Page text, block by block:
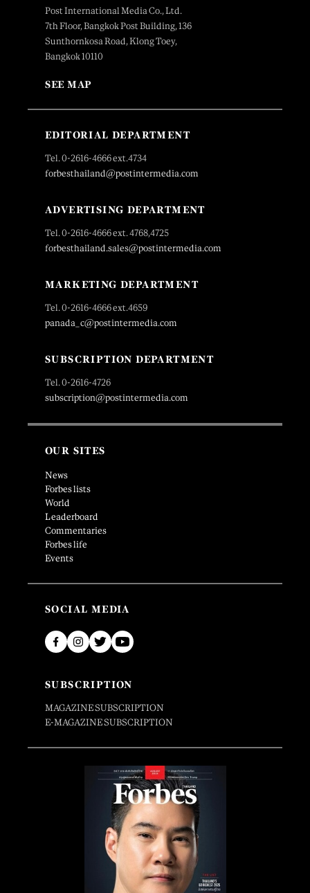
Post International Media Co., Ltd.
7th Floor, Bangkok Post Building, 136
Sunthornkosa Road, Klong Toey,
Bangkok 10110
SEE MAP
EDITORIAL DEPARTMENT
Tel. 0-2616-4666 ext.4734
forbesthailand@postintermedia.com
ADVERTISING DEPARTMENT
Tel. 0-2616-4666 ext. 4768,4725
forbesthailand.sales@postintermedia.com
MARKETING DEPARTMENT
Tel. 0-2616-4666 ext.4659
panada_c@postintermedia.com
SUBSCRIPTION DEPARTMENT
Tel. 0-2616-4726
subscription@postintermedia.com
OUR SITES
News
Forbes lists
World
Leaderboard
Commentaries
Forbes life
Events
SOCIAL MEDIA
SUBSCRIPTION
MAGAZINE SUBSCRIPTION
E-MAGAZINE SUBSCRIPTION